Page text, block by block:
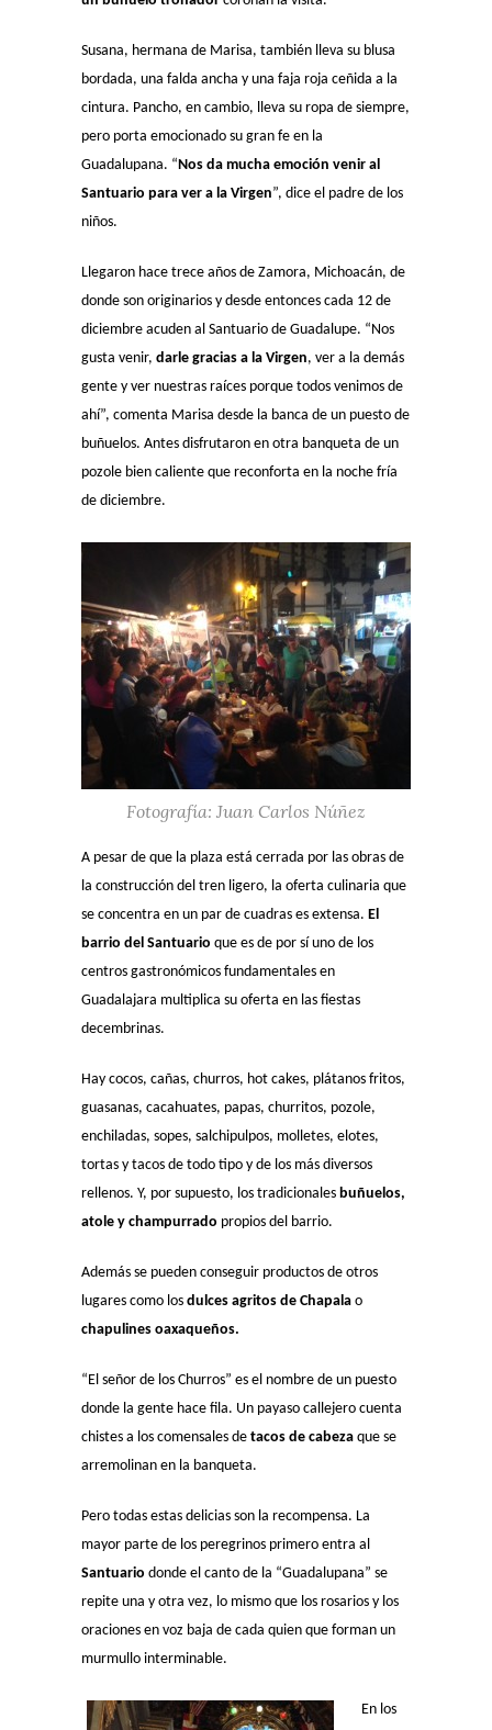
Susana, hermana de Marisa, también lleva su blusa
bordada, una falda ancha y una faja roja ceñida a la
cintura. Pancho, en cambio, lleva su ropa de siempre,
pero porta emocionado su gran fe en la
Guadalupana. “ Nos da mucha emoción venir al
Santuario para ver a la Virgen”, dice el padre de los
niños.
Llegaron hace trece años de Zamora, Michoacán, de
donde son originarios y desde entonces cada 12 de
diciembre acuden al Santuario de Guadalupe. “Nos
gusta venir, darle gracias a la Virgen, ver a la demás
gente y ver nuestras raíces porque todos venimos de
ahí”, comenta Marisa desde la banca de un puesto de
buñuelos. Antes disfrutaron en otra banqueta de un
pozole bien caliente que reconforta en la noche fría
de diciembre.
Fotografía: Juan Carlos Núñez
A pesar de que la plaza está cerrada por las obras de
la construcción del tren ligero, la oferta culinaria que
se concentra en un par de cuadras es extensa. El
barrio del Santuario que es de por sí uno de los
centros gastronómicos fundamentales en
Guadalajara multiplica su oferta en las fiestas
decembrinas.
Hay cocos, cañas, churros, hot cakes, plátanos fritos,
guasanas, cacahuates, papas, churritos, pozole,
enchiladas, sopes, salchipulpos, molletes, elotes,
tortas y tacos de todo tipo y de los más diversos
rellenos. Y, por supuesto, los tradicionales buñuelos,
atole y champurrado propios del barrio.
Además se pueden conseguir productos de otros
lugares como los dulces agritos de Chapala o
chapulines oaxaqueños.
“El señor de los Churros” es el nombre de un puesto
donde la gente hace fila. Un payaso callejero cuenta
chistes a los comensales de tacos de cabeza que se
arremolinan en la banqueta.
Pero todas estas delicias son la recompensa. La
mayor parte de los peregrinos primero entra al
Santuario donde el canto de la “Guadalupana” se
repite una y otra vez, lo mismo que los rosarios y los
oraciones en voz baja de cada quien que forman un
murmullo interminable.
En los